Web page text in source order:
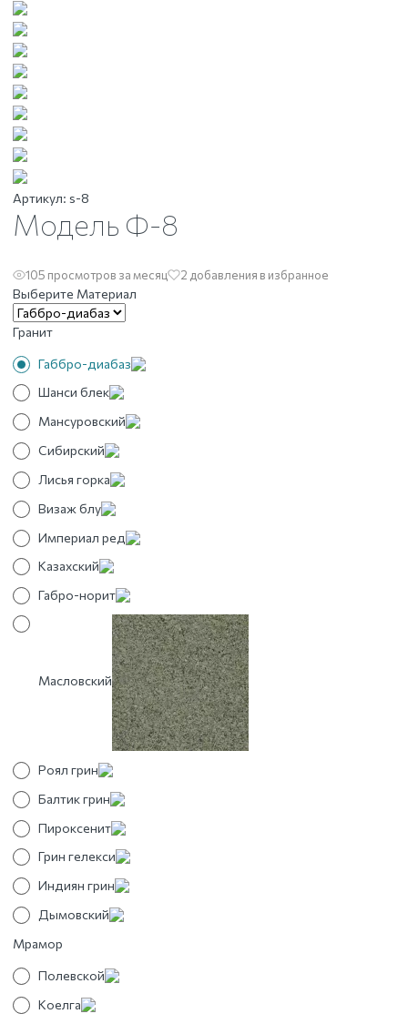
Артикул: s-8
Модель Ф-8
105 просмотров за месяц 2 добавления в избранное
Выберите Материал
Гранит
Габбро-диабаз
Шанси блек
Мансуровский
Сибирский
Лисья горка
Визаж блу
Империал ред
Казахский
Габро-норит
Масловский
Роял грин
Балтик грин
Пироксенит
Грин гелекси
Индиян грин
Дымовский
Мрамор
Полевской
Коелга